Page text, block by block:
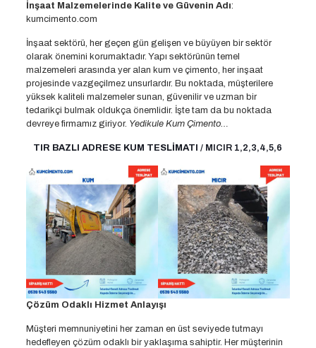
İnşaat Malzemelerinde Kalite ve Güvenin Adı:
kumcimento.com
İnşaat sektörü, her geçen gün gelişen ve büyüyen bir sektör
olarak önemini korumaktadır. Yapı sektörünün temel
malzemeleri arasında yer alan kum ve çimento, her inşaat
projesinde vazgeçilmez unsurlardır. Bu noktada, müşterilere
yüksek kaliteli malzemeler sunan, güvenilir ve uzman bir
tedarikçi bulmak oldukça önemlidir. İşte tam da bu noktada
devreye firmamız giriyor. Yedikule Kum Çimento…
TIR BAZLI ADRESE KUM TESLİMATI / MICIR 1,2,3,4,5,6
Çözüm Odaklı Hizmet Anlayışı
Müşteri memnuniyetini her zaman en üst seviyede tutmayı
hedefleyen çözüm odaklı bir yaklaşıma sahiptir. Her müşterinin